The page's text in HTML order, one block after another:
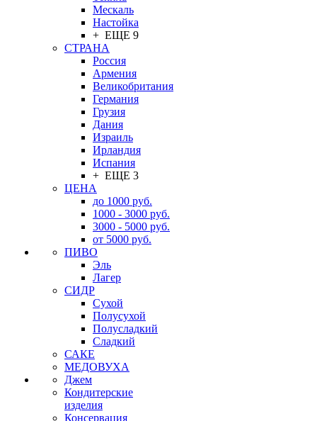
Мескаль
Настойка
+ ЕЩЕ 9
СТРАНА
Россия
Армения
Великобритания
Германия
Грузия
Дания
Израиль
Ирландия
Испания
+ ЕЩЕ 3
ЦЕНА
до 1000 руб.
1000 - 3000 руб.
3000 - 5000 руб.
от 5000 руб.
ПИВО
Эль
Лагер
СИДР
Сухой
Полусухой
Полусладкий
Сладкий
САКЕ
МЕДОВУХА
Джем
Кондитерские
изделия
Консервация